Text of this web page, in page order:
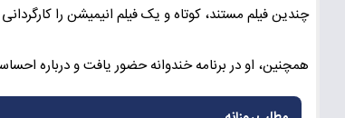
چندین فیلم مستند، کوتاه و یک فیلم انیمیشن را
همچنین، او در برنامه خندوانه حضور یافت و درباره